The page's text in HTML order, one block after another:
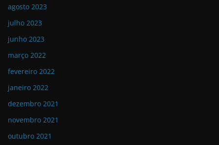
agosto 2023
julho 2023
junho 2023
março 2022
fevereiro 2022
janeiro 2022
dezembro 2021
novembro 2021
outubro 2021